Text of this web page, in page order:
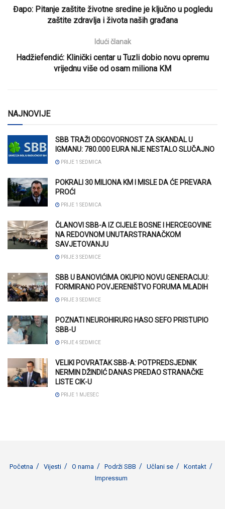
Đapo: Pitanje zaštite životne sredine je ključno u pogledu
zaštite zdravlja i života naših građana
Idući članak
Hadžiefendić: Klinički centar u Tuzli dobio novu opremu
vrijednu više od osam miliona KM
NAJNOVIJE
SBB TRAŽI ODGOVORNOST ZA SKANDAL U
IGMANU: 780.000 EURA NIJE NESTALO SLUČAJNO
PRIJE 1 SEDMICA
POKRALI 30 MILIONA KM I MISLE DA ĆE PREVARA
PROĆI
PRIJE 1 SEDMICA
ČLANOVI SBB-A IZ CIJELE BOSNE I HERCEGOVINE
NA REDOVNOM UNUTARSTRANAČKOM
SAVJETOVANJU
PRIJE 3 SEDMICE
SBB U BANOVIĆIMA OKUPIO NOVU GENERACIJU:
FORMIRANO POVJERENIŠTVO FORUMA MLADIH
PRIJE 3 SEDMICE
POZNATI NEUROHIRURG HASO SEFO PRISTUPIO
SBB-U
PRIJE 4 SEDMICE
VELIKI POVRATAK SBB-A: POTPREDSJEDNIK
NERMIN DŽINDIĆ DANAS PREDAO STRANAČKE
LISTE CIK-U
PRIJE 1 MJESEC
Početna Vijesti O nama Podrži SBB Učlani se
Kontakt
Impressum